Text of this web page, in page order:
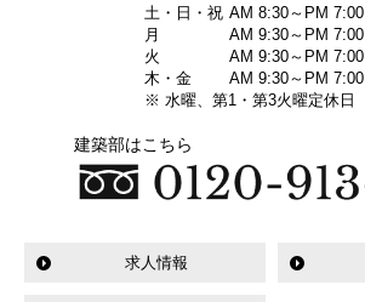
土・日・祝 AM 8:30～PM 7:00
月
AM 9:30～PM 7:00
火
AM 9:30～PM 7:00
木・金
AM 9:30～PM 7:00
※ 水曜、第1・第3火曜定休日
建築部はこちら
求人情報